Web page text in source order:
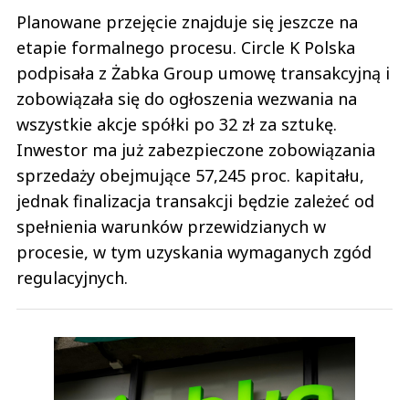
Planowane przejęcie znajduje się jeszcze na
etapie formalnego procesu. Circle K Polska
podpisała z Żabka Group umowę transakcyjną i
zobowiązała się do ogłoszenia wezwania na
wszystkie akcje spółki po 32 zł za sztukę.
Inwestor ma już zabezpieczone zobowiązania
sprzedaży obejmujące 57,245 proc. kapitału,
jednak finalizacja transakcji będzie zależeć od
spełnienia warunków przewidzianych w
procesie, w tym uzyskania wymaganych zgód
regulacyjnych.